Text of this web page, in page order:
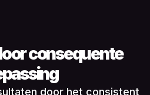
consequente
door het consistent